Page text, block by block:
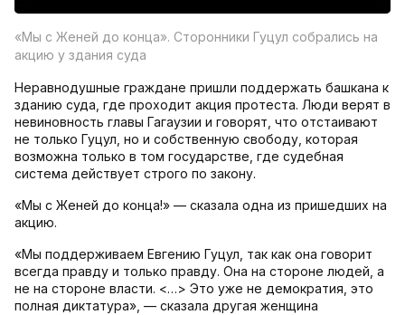
«Мы с Женей до конца». Сторонники Гуцул собрались на
акцию у здания суда
Неравнодушные граждане пришли поддержать башкана к
зданию суда, где проходит акция протеста. Люди верят в
невиновность главы Гагаузии и говорят, что отстаивают
не только Гуцул, но и собственную свободу, которая
возможна только в том государстве, где судебная
система действует строго по закону.
«Мы с Женей до конца!» — сказала одна из пришедших на
акцию.
«Мы поддерживаем Евгению Гуцул, так как она говорит
всегда правду и только правду. Она на стороне людей, а
не на стороне власти. <…> Это уже не демократия, это
полная диктатура», — сказала другая женщина